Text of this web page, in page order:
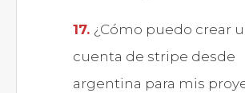
¿Cómo puedo crear
cuenta de stripe desde
argentina para mis